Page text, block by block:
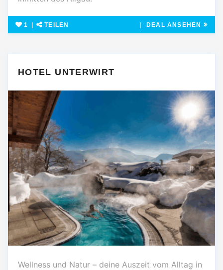
1 TEILEN DEAL ANSEHEN
HOTEL UNTERWIRT
Wellness und Natur – deine Auszeit vom Alltag in